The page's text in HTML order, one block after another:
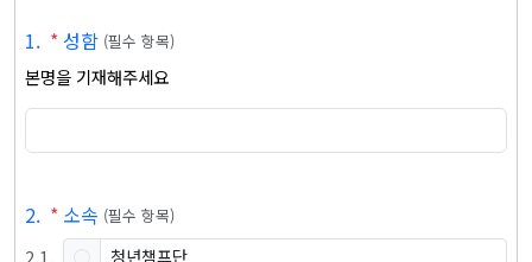
1. *성함 (필수 항목)
본명을 기재해주세요
2. * 소속 (필수 항목)
2 1 청년챔프단